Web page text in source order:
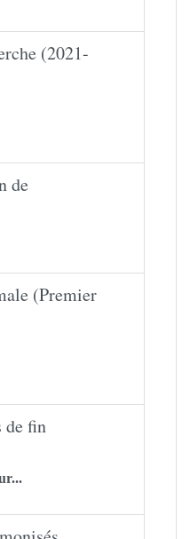
(2021-
de
(Premier
de fin